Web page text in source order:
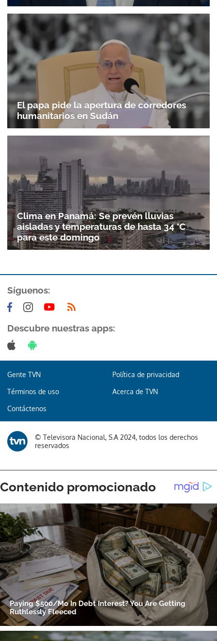
ACEPTAR
El papa pide la apertura de corredores
humanitarios en Sudán
Clima en Panamá: Se prevén lluvias
aisladas y temperaturas de hasta 34 °C
para este domingo
Síguenos:
Descubre nuestras apps:
Gente TVN Política de privacidad
Términos de uso Acerca de TVN
Contáctenos
© Televisora Nacional, S.A 2024, todos los derechos
reservados